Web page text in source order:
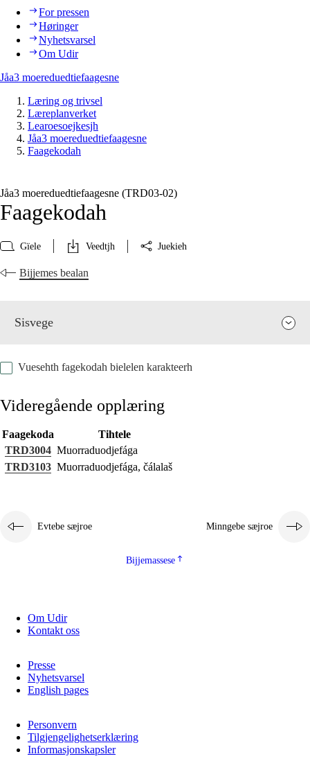
For pressen
Høringer
Nyhetsvarsel
Om Udir
Jåa3 moereduedtiefaagesne
Læring og trivsel
Læreplanverket
Learoesoejkesjh
Jåa3 moereduedtiefaagesne
Faagekodah
Jåa3 moereduedtiefaagesne (TRD03‑02)
Faagekodah
Gïele Veedtjh Juekieh
Bijjemes bealan
Sisvege
Faagen relevaanse jïh vihkeles aarvoeh
Jarngebiehkieh
Vuesehth fagekodah bielelen karakteerh
Videregående opplæring
Faagekoda
Tihtele
TRD3004 Muorraduodjefága
TRD3103 Muorraduodjefága, čálalaš
Evtebe sæjroe Minngebe sæjroe
Bijjemassese
Om Udir
Kontakt oss
Presse
Nyhetsvarsel
English pages
Personvern
Tilgjengelighetserklæring
Informasjonskapsler